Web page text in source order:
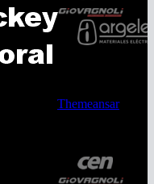
Themeansar